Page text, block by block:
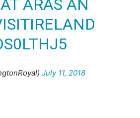
ÁRAS AN
July 11, 2018